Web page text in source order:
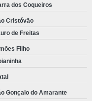
Sebastião de Lagoa de Roça
Rita
Nossa Senhora do
do Cruz
dos Coqueiros
Cristóvão
de Freitas
Filho
Gonçalo do Amarante